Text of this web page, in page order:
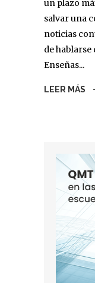
un plazo
salvar una
noticias
de hablarse
Enseñas...
LEER MÁS